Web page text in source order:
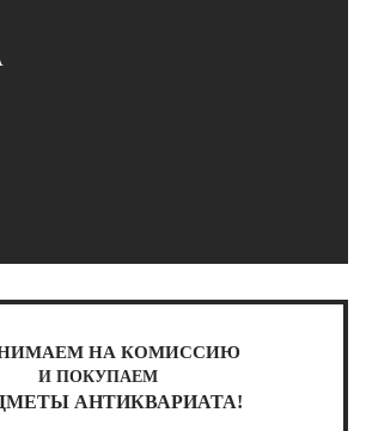
НА КОМИССИЮ
И ПОКУПАЕМ
АНТИКВАРИАТА!